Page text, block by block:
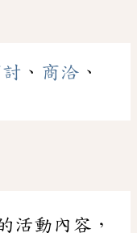
、 商洽 、
活動內容，